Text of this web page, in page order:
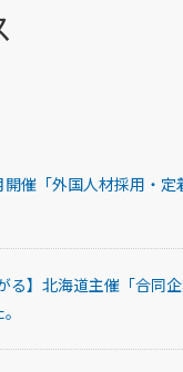
開催「外国人材採用・定
る】北海道主催「合同